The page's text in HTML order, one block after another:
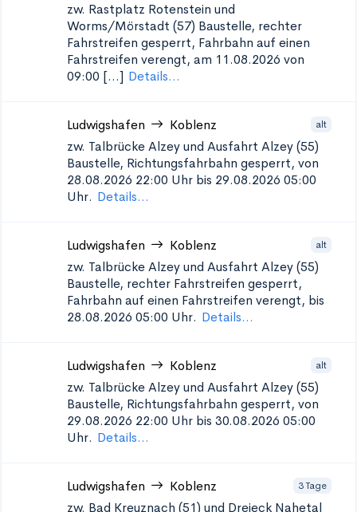
zw. Rastplatz Rotenstein und
Worms/Mörstadt (57) Baustelle, rechter
Fahrstreifen gesperrt, Fahrbahn auf einen
Fahrstreifen verengt, am 11.08.2026 von
09:00 [...] Details...
Ludwigshafen Koblenz alt
zw. Talbrücke Alzey und Ausfahrt Alzey (55)
Baustelle, Richtungsfahrbahn gesperrt, von
28.08.2026 22:00 Uhr bis 29.08.2026 05:00
Uhr. Details...
Ludwigshafen Koblenz alt
zw. Talbrücke Alzey und Ausfahrt Alzey (55)
Baustelle, rechter Fahrstreifen gesperrt,
Fahrbahn auf einen Fahrstreifen verengt, bis
28.08.2026 05:00 Uhr. Details...
Ludwigshafen Koblenz alt
zw. Talbrücke Alzey und Ausfahrt Alzey (55)
Baustelle, Richtungsfahrbahn gesperrt, von
29.08.2026 22:00 Uhr bis 30.08.2026 05:00
Uhr. Details...
Ludwigshafen Koblenz 3 Tage
zw. Bad Kreuznach (51) und Dreieck Nahetal